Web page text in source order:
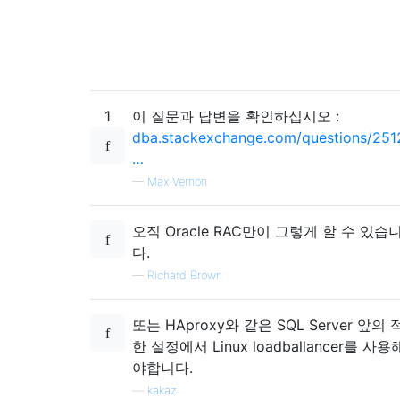
1
이 질문과 답변을 확인하십시오 :
dba.stackexchange.com/questions/
…
— Max Vernon
오직 Oracle RAC만이 그렇게 할 수 있습
다.
— Richard Brown
또는 HAproxy와 같은 SQL Server 앞의
한 설정에서 Linux loadballancer를 사용
야합니다.
kakaz